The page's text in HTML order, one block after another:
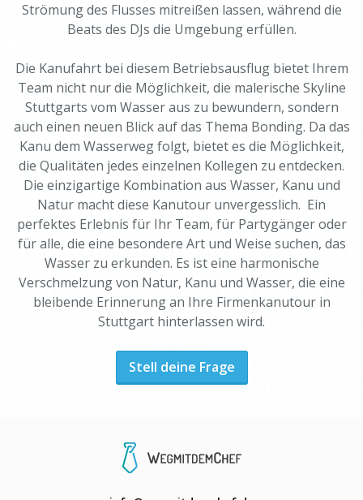
Strömung des Flusses mitreißen lassen, während die
Beats des DJs die Umgebung erfüllen.
Die Kanufahrt bei diesem Betriebsausflug bietet Ihrem
Team nicht nur die Möglichkeit, die malerische Skyline
Stuttgarts vom Wasser aus zu bewundern, sondern
auch einen neuen Blick auf das Thema Bonding. Da das
Kanu dem Wasserweg folgt, bietet es die Möglichkeit,
die Qualitäten jedes einzelnen Kollegen zu entdecken.
Die einzigartige Kombination aus Wasser, Kanu und
Natur macht diese Kanutour unvergesslich. Ein
perfektes Erlebnis für Ihr Team, für Partygänger oder
für alle, die eine besondere Art und Weise suchen, das
Wasser zu erkunden. Es ist eine harmonische
Verschmelzung von Natur, Kanu und Wasser, die eine
bleibende Erinnerung an Ihre Firmenkanutour in
Stuttgart hinterlassen wird.
Stell deine Frage